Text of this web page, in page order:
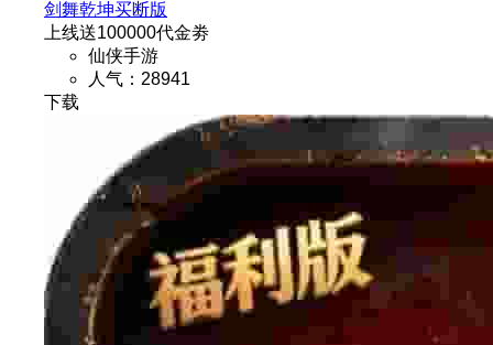
剑舞乾坤买断版
上线送100000代金劵
仙侠手游
人气：28941